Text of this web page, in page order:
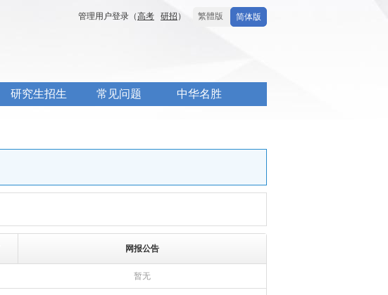
简体版
繁體版
管理用户登录（高考 研招 ）
研究生招生 常见问题 中华名胜
网报公告
暂无